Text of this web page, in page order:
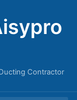
Contractor